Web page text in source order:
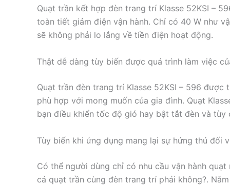
Quạt trần kết hợp đèn trang trí Klasse 52KSI –
toàn tiết giảm điện vận hành. Chỉ có 40 W như
sẽ không phải lo lắng về tiền điện hoạt động.
Thật dễ dàng tùy biến được quá trình làm việc
Quạt trần đèn trang trí Klasse 52KSI – 596
phù hợp với mong muốn của gia đình. Quạt
bạn điều khiển tốc độ gió hay bật tắt đèn và tùy
Tùy biến khi ứng dụng mang lại sự hứng thú đối
Có thể người dùng chỉ có nhu cầu vận hành
cả quạt trần cùng đèn trang trí phải không?.